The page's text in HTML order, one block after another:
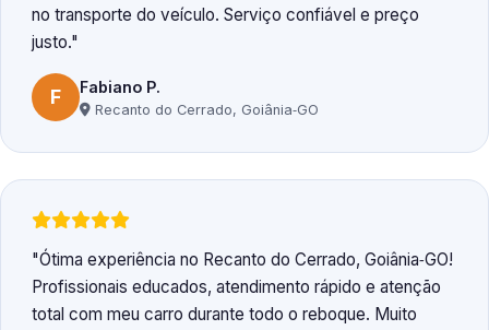
no transporte do veículo. Serviço confiável e preço
justo.
F Fabiano P.
Recanto do Cerrado, Goiânia‑GO
Ótima experiência no Recanto do Cerrado, Goiânia‑GO!
Profissionais educados, atendimento rápido e atenção
total com meu carro durante todo o reboque. Muito